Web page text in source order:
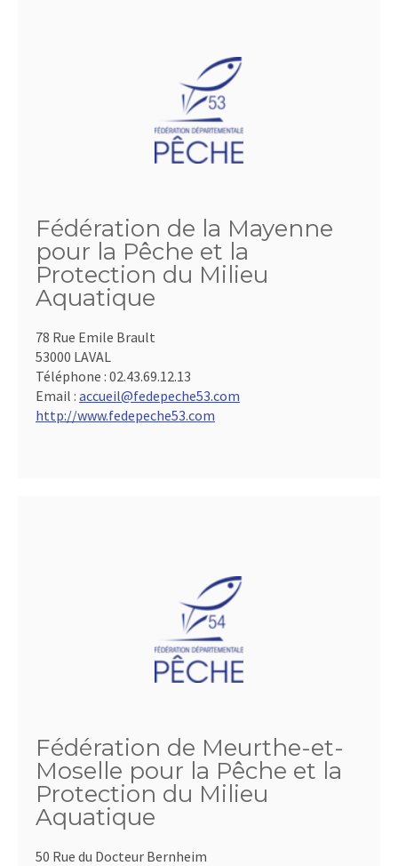
Fédération de la Mayenne
pour la Pêche et la
Protection du Milieu
Aquatique
78 Rue Emile Brault
53000 LAVAL
Téléphone : 02.43.69.12.13
Email : accueil@fedepeche53.com
http://www.fedepeche53.com
Fédération de Meurthe-et-
Moselle pour la Pêche et la
Protection du Milieu
Aquatique
50 Rue du Docteur Bernheim